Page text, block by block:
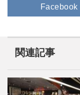
Facebook
関連記事